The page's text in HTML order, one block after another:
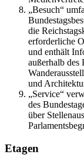
„Besuch“
die
erforderliche
und enthält
außerhalb des
und
„Service“
des
über
Etagen